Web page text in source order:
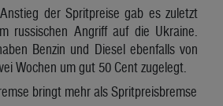
der Spritpreise gab es zuletzt
russischen Angriff auf die Ukraine.
Benzin und Diesel ebenfalls von
Wochen um gut 50 Cent zugelegt.
bringt mehr als Spritpreisbremse